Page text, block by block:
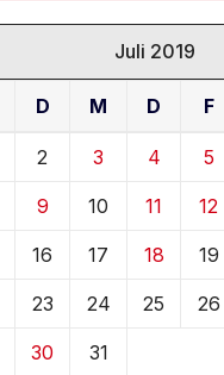
Juli 2019
D M D F
2 3 4 5
9 10 11 12
16 17 18 19
23 24 25 26
30 31